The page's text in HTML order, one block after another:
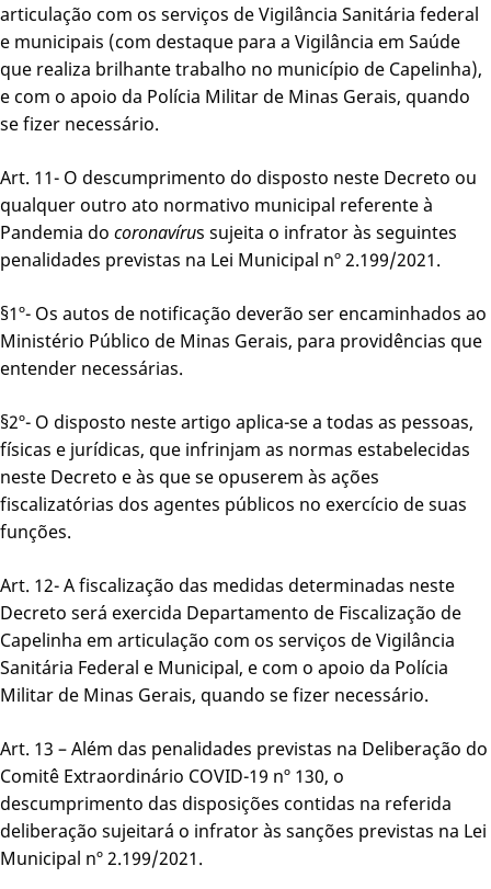
articulação com os serviços de Vigilância Sanitária federal
e municipais (com destaque para a Vigilância em Saúde
que realiza brilhante trabalho no município de Capelinha),
e com o apoio da Polícia Militar de Minas Gerais, quando
se fizer necessário.
Art. 11- O descumprimento do disposto neste Decreto ou
qualquer outro ato normativo municipal referente à
Pandemia do coronavírus sujeita o infrator às seguintes
penalidades previstas na Lei Municipal nº 2.199/2021.
§1º- Os autos de notificação deverão ser encaminhados ao
Ministério Público de Minas Gerais, para providências que
entender necessárias.
§2º- O disposto neste artigo aplica-se a todas as pessoas,
físicas e jurídicas, que infrinjam as normas estabelecidas
neste Decreto e às que se opuserem às ações
fiscalizatórias dos agentes públicos no exercício de suas
funções.
Art. 12- A fiscalização das medidas determinadas neste
Decreto será exercida Departamento de Fiscalização de
Capelinha em articulação com os serviços de Vigilância
Sanitária Federal e Municipal, e com o apoio da Polícia
Militar de Minas Gerais, quando se fizer necessário.
Art. 13 – Além das penalidades previstas na Deliberação do
Comitê Extraordinário COVID-19 nº 130, o
descumprimento das disposições contidas na referida
deliberação sujeitará o infrator às sanções previstas na Lei
Municipal nº 2.199/2021.